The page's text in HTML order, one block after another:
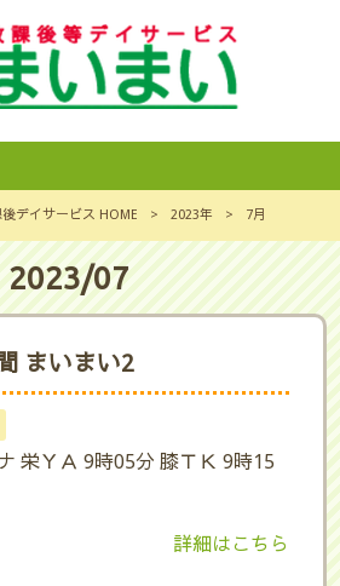
デイサービス HOME > 2023年 > 7月
2023/07
まいまい2
栄ＹＡ 9時05分 膝ＴＫ 9時15
詳細はこちら